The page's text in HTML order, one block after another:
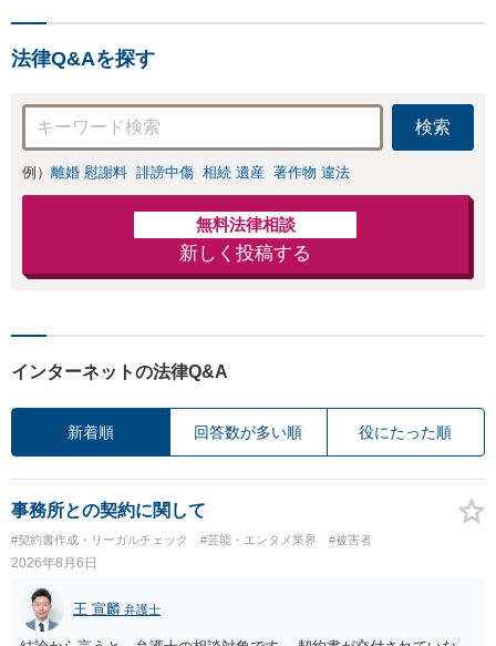
法律Q&Aを探す
検索
例） 離婚 慰謝料 誹謗中傷 相続 遺産 著作物 違法
無料法律相談
新しく投稿する
インターネットの法律Q&A
新着順 回答数が多い順 役にたった順
事務所との契約に関して
#契約書作成・リーガルチェック #芸能・エンタメ業界 #被害者
2026年8月6日
王 宣麟 弁護士